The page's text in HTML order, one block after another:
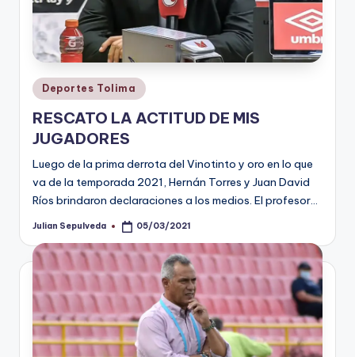
Publicado
en
Deportes Tolima
RESCATO LA ACTITUD DE MIS
JUGADORES
Luego de la prima derrota del Vinotinto y oro en lo que
va de la temporada 2021, Hernán Torres y Juan David
Ríos brindaron declaraciones a los medios. El profesor…
Publicado
Julian Sepulveda 05/03/2021